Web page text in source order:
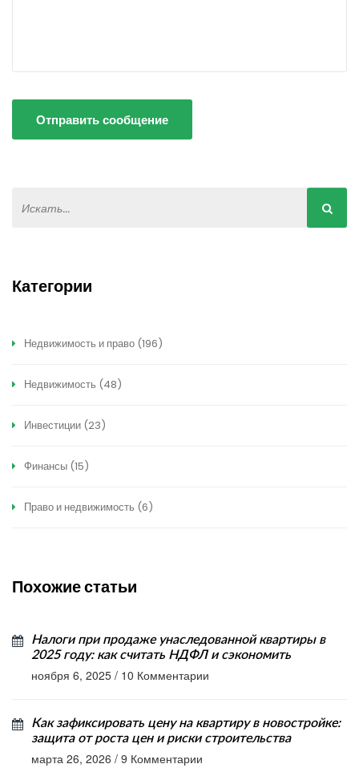
Отправить сообщение
Категории
Недвижимость и право (196)
Недвижимость (48)
Инвестиции (23)
Финансы (15)
Право и недвижимость (6)
Похожие статьи
Налоги при продаже унаследованной квартиры в
2025 году: как считать НДФЛ и сэкономить
ноября 6, 2025 / 10 Комментарии
Как зафиксировать цену на квартиру в новостройке:
защита от роста цен и риски строительства
марта 26, 2026 / 9 Комментарии